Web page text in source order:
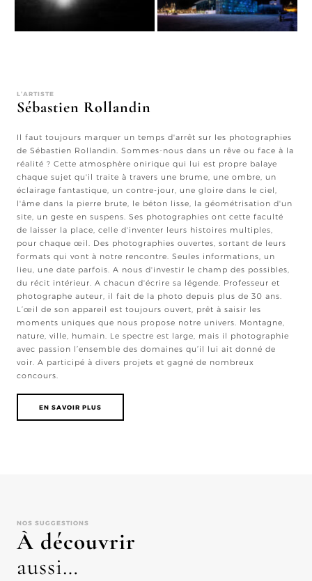
L’ARTISTE
Sébastien Rollandin
Il faut toujours marquer un temps d'arrêt sur les photographies
de Sébastien Rollandin. Sommes-nous dans un rêve ou face à la
réalité ? Cette atmosphère onirique qui lui est propre balaye
chaque sujet qu'il traite à travers une brume, une ombre, un
éclairage fantastique, un contre-jour, une gloire dans le ciel,
l'âme dans la pierre brute, le béton lisse, la géométrisation d'un
site, un geste en suspens. Ses photographies ont cette faculté
de laisser la place, celle d'inventer leurs histoires multiples,
pour chaque œil. Des photographies ouvertes, sortant de leurs
formats qui vont à notre rencontre. Seules informations, un
lieu, une date parfois. A nous d'investir le champ des possibles,
du récit intérieur. A chacun d'écrire sa légende. Professeur et
photographe auteur, il fait de la photo depuis plus de 30 ans.
L’œil de son appareil est toujours ouvert, prêt à saisir les
moments uniques que nous propose notre univers. Montagne,
nature, ville, humain. Le spectre est large, mais il photographie
avec passion l’ensemble des domaines qu’il lui ait donné de
voir. A participé à divers projets et gagné de nombreux
concours.
EN SAVOIR PLUS
NOS SUGGESTIONS
À découvrir
aussi…